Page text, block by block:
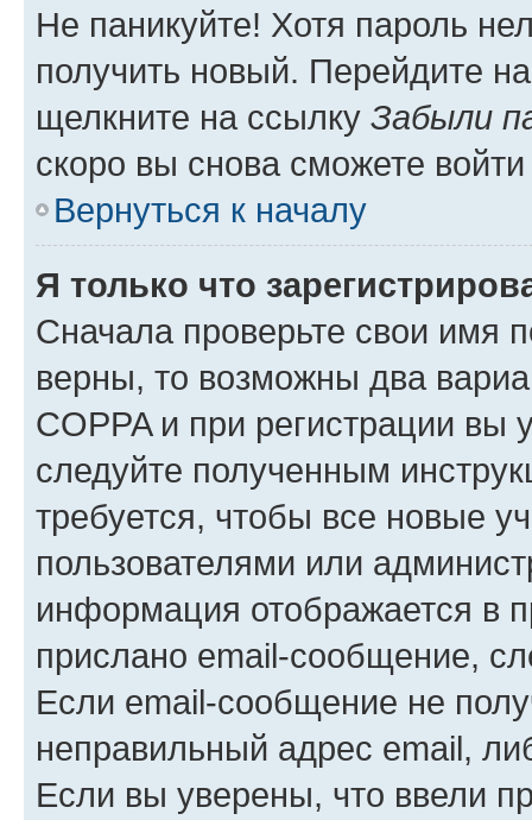
Не паникуйте! Хотя пароль
получить новый. Перейдите
щелкните на ссылку Забыли
скоро вы снова сможете
Вернуться к началу
Я только что
Сначала проверьте свои имя
верны, то возможны два
COPPA и при регистрации вы
следуйте полученным
требуется, чтобы все новые
пользователями или
информация отображается в
прислано email-сообщение,
Если email-сообщение не
неправильный адрес email,
Если вы уверены, что ввели